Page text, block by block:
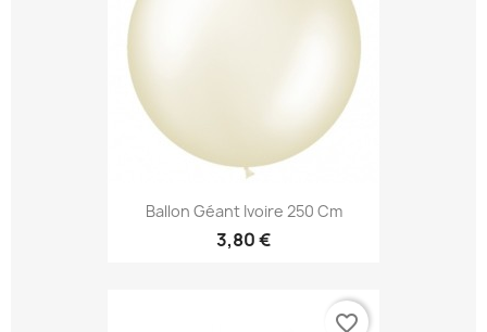
Ballon Géant Ivoire 250 Cm
3,80 €
favorite_border